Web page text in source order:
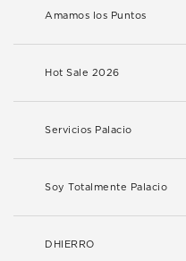
Amamos los Puntos
Hot Sale 2026
Servicios Palacio
Soy Totalmente Palacio
DHIERRO